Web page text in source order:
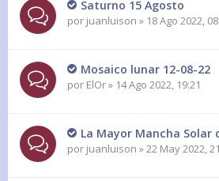
Saturno 15 Agosto
por juanluison » 18 Ago 2022,
Mosaico lunar 12-08-22
por ElOr» 14 Ago 2022, 19:21
La Mayor Mancha Solar
por juanluison » 22 May 2022,